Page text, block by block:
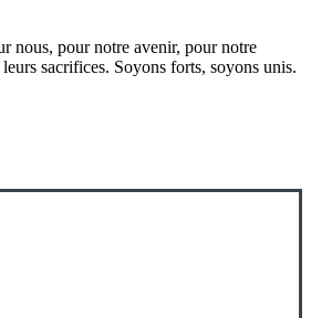
nous, pour notre avenir, pour notre
sacrifices. Soyons forts, soyons unis.